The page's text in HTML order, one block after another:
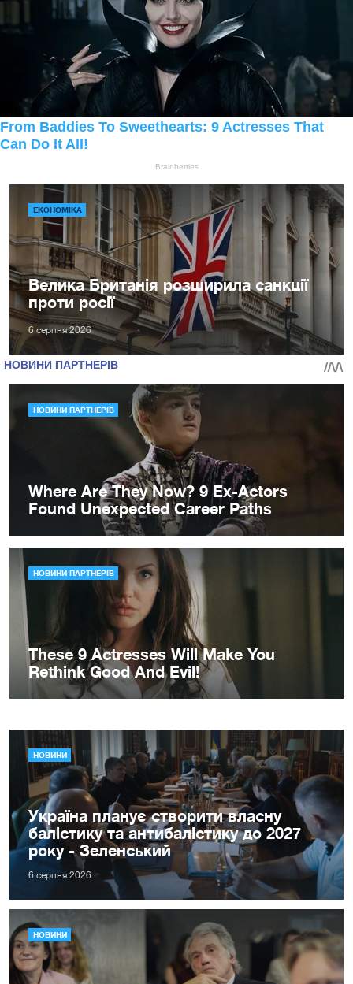
ЕКОНОМІКА
Велика Британія розширила санкції
проти росії
6 серпня 2026
НОВИНИ
Україна планує створити власну
балістику та антибалістику до 2027
року - Зеленський
6 серпня 2026
НОВИНИ